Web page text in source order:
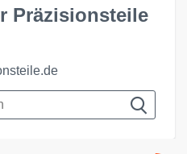
Präzisionsteile